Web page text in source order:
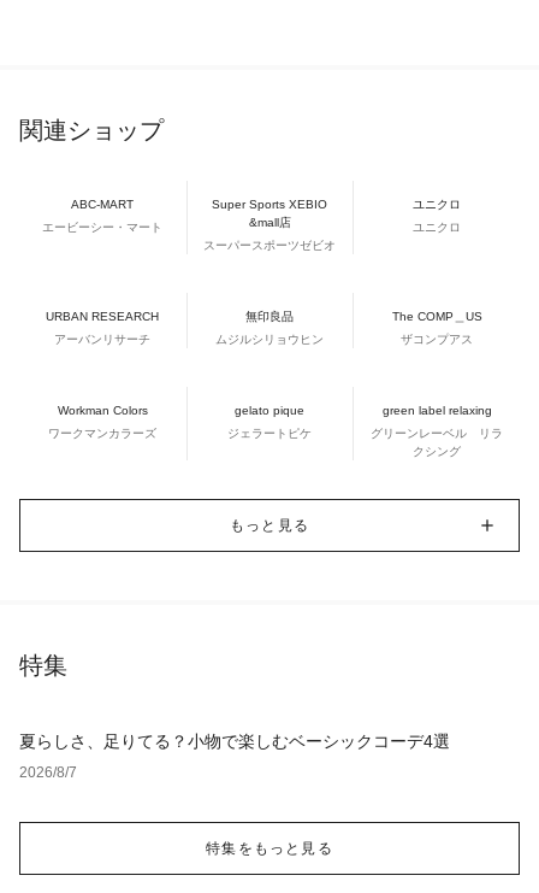
関連ショップ
ABC-MART
エービーシー・マート
Super Sports XEBIO
&mall店
スーパースポーツゼビオ
ユニクロ
ユニクロ
URBAN RESEARCH
アーバンリサーチ
無印良品
ムジルシリョウヒン
The COMP＿US
ザコンプアス
Workman Colors
ワークマンカラーズ
gelato pique
ジェラートピケ
green label relaxing
グリーンレーベル リラ
クシング
もっと見る
特集
夏らしさ、足りてる？小物で楽しむベーシックコーデ4選
2026/8/7
特集をもっと見る